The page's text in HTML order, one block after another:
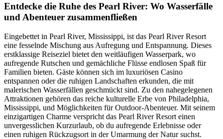
Entdecke die Ruhe des Pearl River: Wo Wasserfälle
und Abenteuer zusammenfließen
Eingebettet in Pearl River, Mississippi, ist das Pearl River Resort
eine fesselnde Mischung aus Aufregung und Entspannung. Dieses
erstklassige Reiseziel bietet den weitläufigen Wasserpark, wo
aufregende Rutschen und gemächliche Flüsse endlosen Spaß für
Familien bieten. Gäste können sich im luxuriösen Casino
entspannen oder die ruhigen Landschaften erkunden, die mit
malerischen Wasserfällen geschmückt sind. Zu den nahegelegenen
Attraktionen gehören das reiche kulturelle Erbe von Philadelphia,
Mississippi, und Möglichkeiten für Outdoor-Abenteuer. Mit seinem
einzigartigen Charme verspricht das Pearl River Resort einen
unvergesslichen Kurzurlaub, ob du aufregende Erlebnisse oder
einen ruhigen Rückzugsort in der Umarmung der Natur suchst.